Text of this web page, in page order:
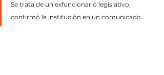
Se trata de un exfuncionario legislativo,
confirmó la institución en un comunicado.